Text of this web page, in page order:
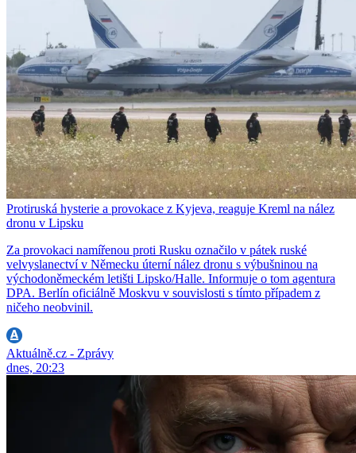
Protiruská hysterie a provokace z Kyjeva, reaguje Kreml na nález
dronu v Lipsku
Za provokaci namířenou proti Rusku označilo v pátek ruské
velvyslanectví v Německu úterní nález dronu s výbušninou na
východoněmeckém letišti Lipsko/Halle. Informuje o tom agentura
DPA. Berlín oficiálně Moskvu v souvislosti s tímto případem z
ničeho neobvinil.
Aktuálně.cz - Zprávy
dnes, 20:23